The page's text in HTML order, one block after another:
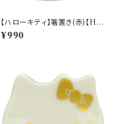
【ハローキティ】箸置き(赤)【HK
190】HK191-402
¥990